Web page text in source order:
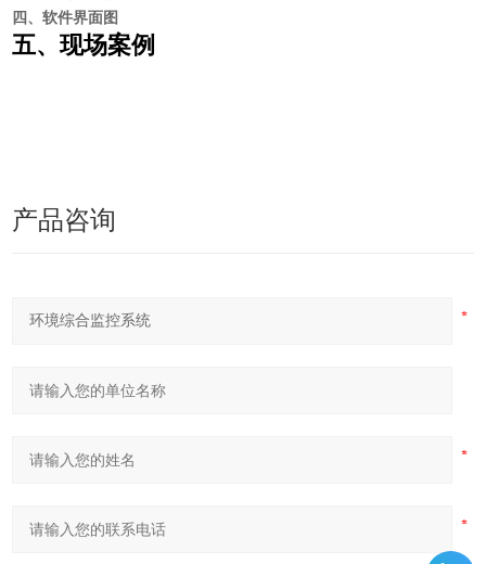
四、软件界面图
五、现场案例
产品咨询